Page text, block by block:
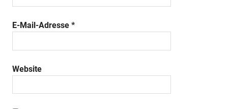
E-Mail-Adresse *
Website